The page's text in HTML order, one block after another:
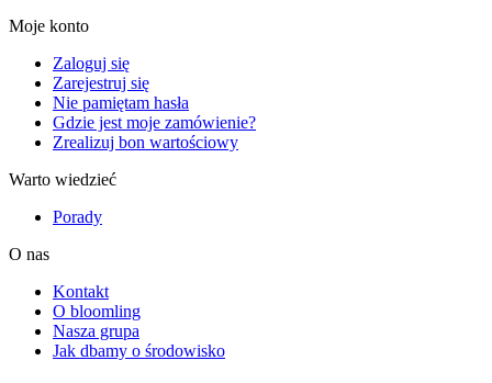
Moje konto
Zaloguj się
Zarejestruj się
Nie pamiętam hasła
Gdzie jest moje zamówienie?
Zrealizuj bon wartościowy
Warto wiedzieć
Porady
O nas
Kontakt
O bloomling
Nasza grupa
Jak dbamy o środowisko